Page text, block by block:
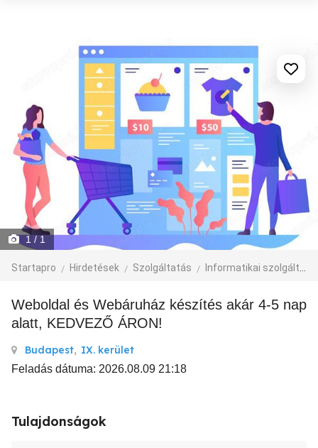
1 / 1
Startapro Hirdetések Szolgáltatás Informatikai szolgáltatás
Weboldal és Webáruház készítés akár 4-5 nap
alatt, KEDVEZŐ ÁRON!
Budapest, IX. kerület
Feladás dátuma: 2026.08.09 21:18
Tulajdonságok